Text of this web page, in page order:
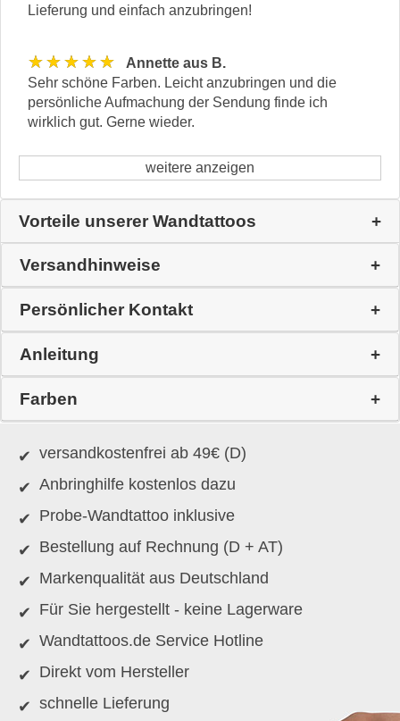
Lieferung und einfach anzubringen!
★★★★★
Annette aus B.
Sehr schöne Farben. Leicht anzubringen und die
persönliche Aufmachung der Sendung finde ich
wirklich gut. Gerne wieder.
weitere anzeigen
Vorteile unserer Wandtattoos
Versandhinweise
Persönlicher Kontakt
Anleitung
Farben
versandkostenfrei ab 49€ (D)
Anbringhilfe kostenlos dazu
Probe-Wandtattoo inklusive
Bestellung auf Rechnung (D + AT)
Markenqualität aus Deutschland
Für Sie hergestellt - keine Lagerware
Wandtattoos.de Service Hotline
Direkt vom Hersteller
schnelle Lieferung